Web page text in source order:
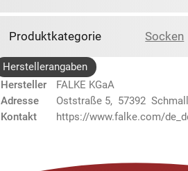
Produktkategorie Socken
Herstellerangaben
Hersteller
FALKE KGaA
Adresse
Oststraße 5, 57392
Kontakt
https://www.falke.com/